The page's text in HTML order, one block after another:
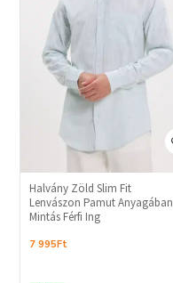
Halvány Zöld Slim Fit
Lenvászon Pamut Anyagában
Mintás Férfi Ing
7 995Ft